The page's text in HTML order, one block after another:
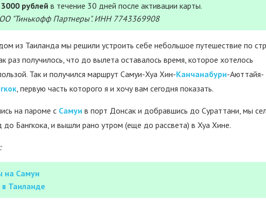
рублей в течение 30 дней после активации карты.
"Тинькофф Партнеры". ИНН 7743369908
из Таиланда мы решили устроить себе небольшое путешествие по
раз получилось, что до вылета оставалось время, которое хотелось
Так и получился маршрут Самуи-Хуа Хин-Канчанабури-Аюттайя-
, первую часть которого я и хочу вам сегодня показать.
на пароме с Самуи в порт Донсак и добравшись до Сураттани, мы
до Бангкока, и вышли рано утром (еще до рассвета) в Хуа Хине.
на Самуи
Таиланде